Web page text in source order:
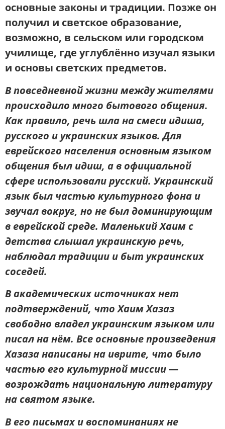
основные законы и традиции. Позже он
получил и светское образование,
возможно, в сельском или городском
училище, где углублённо изучал языки
и основы светских предметов.
В повседневной жизни между жителями
происходило много бытового общения.
Как правило, речь шла на смеси идиша,
русского и украинских языков. Для
еврейского населения основным языком
общения был идиш, а в официальной
сфере использовали русский. Украинский
язык был частью культурного фона и
звучал вокруг, но не был доминирующим
в еврейской среде. Маленький Хаим с
детства слышал украинскую речь,
наблюдал традиции и быт украинских
соседей.
В академических источниках нет
подтверждений, что Хаим Хазаз
свободно владел украинским языком или
писал на нём. Все основные произведения
Хазаза написаны на иврите, что было
частью его культурной миссии —
возрождать национальную литературу
на святом языке.
В его письмах и воспоминаниях не